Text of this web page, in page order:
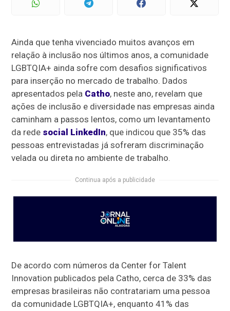
Ainda que tenha vivenciado muitos avanços em
relação à inclusão nos últimos anos, a comunidade
LGBTQIA+ ainda sofre com desafios significativos
para inserção no mercado de trabalho. Dados
apresentados pela Catho, neste ano, revelam que
ações de inclusão e diversidade nas empresas ainda
caminham a passos lentos, como um levantamento
da rede social LinkedIn, que indicou que 35% das
pessoas entrevistadas já sofreram discriminação
velada ou direta no ambiente de trabalho.
Continua após a publicidade
De acordo com números da Center for Talent
Innovation publicados pela Catho, cerca de 33% das
empresas brasileiras não contratariam uma pessoa
da comunidade LGBTQIA+, enquanto 41% das